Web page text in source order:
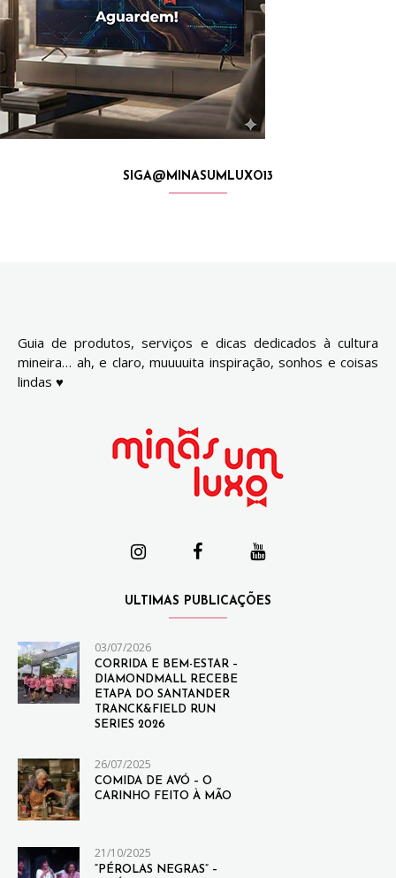
SIGA@MINASUMLUXO13
Guia de produtos, serviços e dicas dedicados à cultura
mineira… ah, e claro, muuuuita inspiração, sonhos e coisas
lindas ♥
ULTIMAS PUBLICAÇÕES
03/07/2026
CORRIDA E BEM-ESTAR –
DIAMONDMALL RECEBE
ETAPA DO SANTANDER
TRANCK&FIELD RUN
SERIES 2026
26/07/2025
COMIDA DE AVÓ – O
CARINHO FEITO À MÃO
21/10/2025
“PÉROLAS NEGRAS” –